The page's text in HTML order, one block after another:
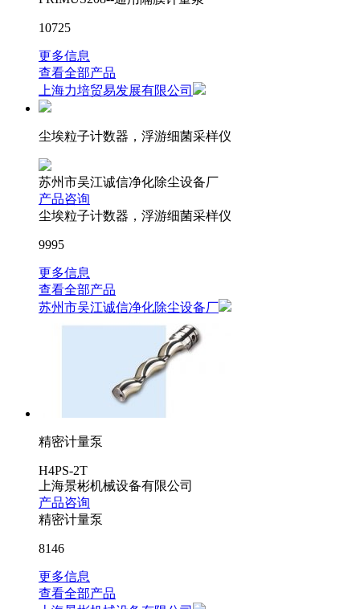
10725
更多信息
查看全部产品
上海力培贸易发展有限公司
尘埃粒子计数器，浮游细菌采样仪
苏州市吴江诚信净化除尘设备厂
产品咨询
尘埃粒子计数器，浮游细菌采样仪
9995
更多信息
查看全部产品
苏州市吴江诚信净化除尘设备厂
精密计量泵
H4PS-2T
上海景彬机械设备有限公司
产品咨询
精密计量泵
8146
更多信息
查看全部产品